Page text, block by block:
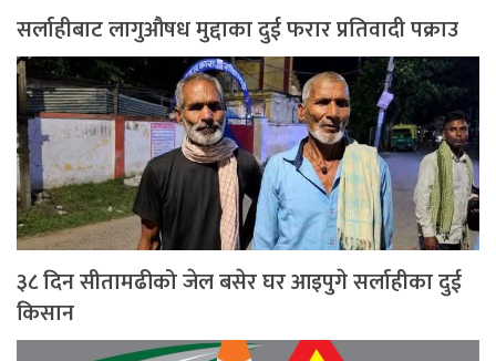
सर्लाहीबाट लागुऔषध मुद्दाका दुई फरार प्रतिवादी पक्राउ
३८ दिन सीतामढीको जेल बसेर घर आइपुगे सर्लाहीका दुई
किसान